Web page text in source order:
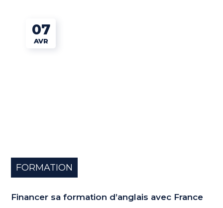
07
AVR
FORMATION
Financer sa formation d’anglais avec France